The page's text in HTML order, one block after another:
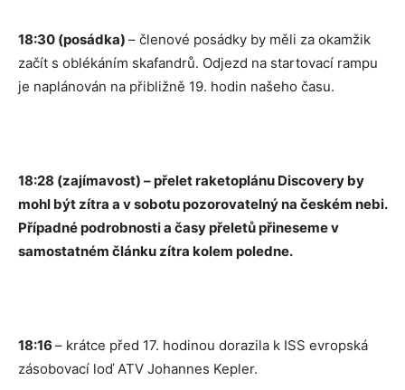
18:30 (posádka) – členové posádky by měli za okamžik
začít s oblékáním skafandrů. Odjezd na startovací rampu
je naplánován na přibližně 19. hodin našeho času.
18:28 (zajímavost) – přelet raketoplánu Discovery by
mohl být zítra a v sobotu pozorovatelný na českém nebi.
Případné podrobnosti a časy přeletů přineseme v
samostatném článku zítra kolem poledne.
18:16 – krátce před 17. hodinou dorazila k ISS evropská
zásobovací loď ATV Johannes Kepler.